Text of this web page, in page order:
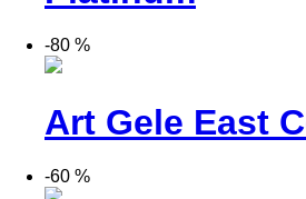
-80 %
Art Gele East
-60 %